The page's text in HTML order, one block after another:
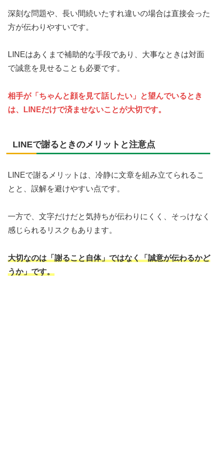
深刻な問題や、長い間続いたすれ違いの場合は直接会った
方が伝わりやすいです。
LINEはあくまで補助的な手段であり、大事なときは対面
で誠意を見せることも必要です。
相手が「ちゃんと顔を見て話したい」と望んでいるとき
は、LINEだけで済ませないことが大切です。
LINEで謝るときのメリットと注意点
LINEで謝るメリットは、冷静に文章を組み立てられるこ
とと、誤解を避けやすい点です。
一方で、文字だけだと気持ちが伝わりにくく、そっけなく
感じられるリスクもあります。
大切なのは「謝ること自体」ではなく「誠意が伝わるかど
うか」です。